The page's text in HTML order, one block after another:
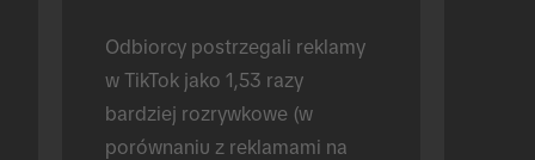
Odbiorcy postrzegali reklamy
w TikTok jako 1,53 razy
bardziej rozrywkowe (w
porównaniu z reklamami na